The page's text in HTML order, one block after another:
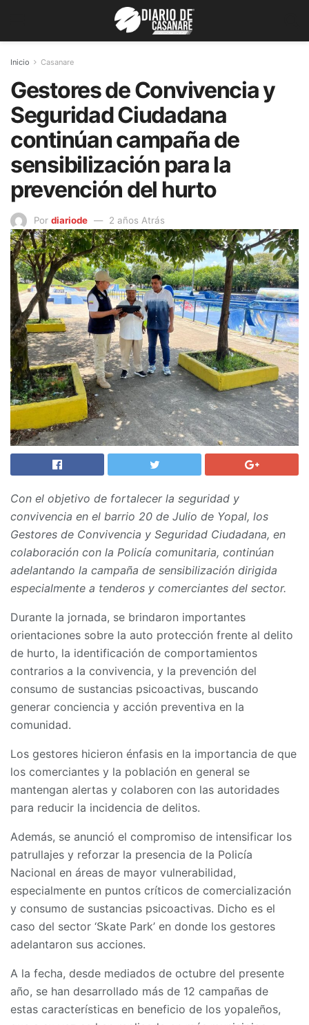
Inicio Casanare
Gestores de Convivencia y
Seguridad Ciudadana
continúan campaña de
sensibilización para la
prevención del hurto
Por diariode 2 años Atrás
Con el objetivo de fortalecer la seguridad y
convivencia en el barrio 20 de Julio de Yopal, los
Gestores de Convivencia y Seguridad Ciudadana, en
colaboración con la Policía comunitaria, continúan
adelantando la campaña de sensibilización dirigida
especialmente a tenderos y comerciantes del sector.
Durante la jornada, se brindaron importantes
orientaciones sobre la auto protección frente al delito
de hurto, la identificación de comportamientos
contrarios a la convivencia, y la prevención del
consumo de sustancias psicoactivas, buscando
generar conciencia y acción preventiva en la
comunidad.
Los gestores hicieron énfasis en la importancia de que
los comerciantes y la población en general se
mantengan alertas y colaboren con las autoridades
para reducir la incidencia de delitos.
Además, se anunció el compromiso de intensificar los
patrullajes y reforzar la presencia de la Policía
Nacional en áreas de mayor vulnerabilidad,
especialmente en puntos críticos de comercialización
y consumo de sustancias psicoactivas. Dicho es el
caso del sector ‘Skate Park’ en donde los gestores
adelantaron sus acciones.
A la fecha, desde mediados de octubre del presente
año, se han desarrollado más de 12 campañas de
estas características en beneficio de los yopaleños,